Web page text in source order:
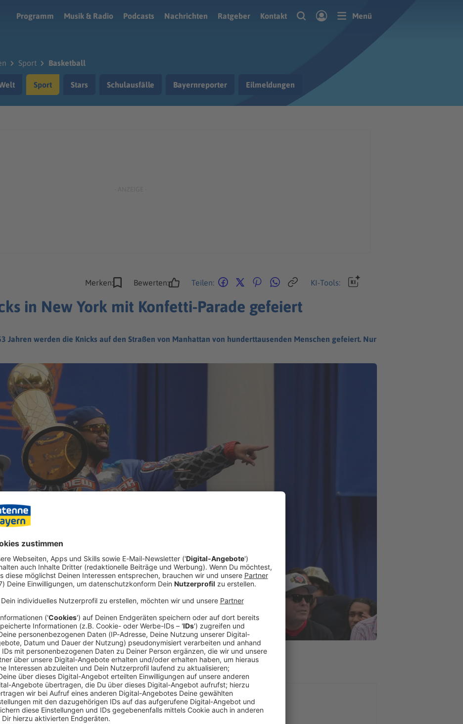
Programm
Musik & Radio Podcasts Nachrichten Ratgeber Kontakt Menü
Sport Basketball
Sport Stars Schulausfälle Bayernreporter Eilmeldungen
Merken: Bewerten: Teilen: KI-Tools:
in New York mit Konfetti-Parade gefeiert
Jahren werden die Knicks auf den Straßen von Manhattan von hunderttausenden Menschen gefeiert. Nur
dem Gewinn des ersten NBA-Titels der New York Knicks
Menschen das Team in Manhattan bei einer
Konfetti gefeiert. Auf Festwagen fuhr die Mannschaft
Insel zwischen Hochhäusern bis zum Rathaus, vorbei
Orange. Auch Stars und Knicks-Stammgäste wie
Timothée Chalamet und Ben Stiller zeigten sich